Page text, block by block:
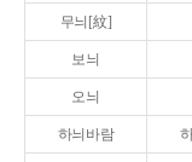
무늬[紋]
보늬
오늬
하늬바람